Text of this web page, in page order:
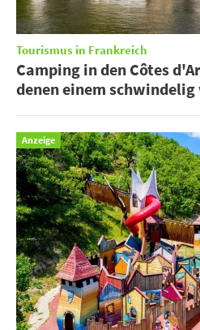
Tourismus in Frankreich
Camping in den Côtes
denen einem
Anzeige